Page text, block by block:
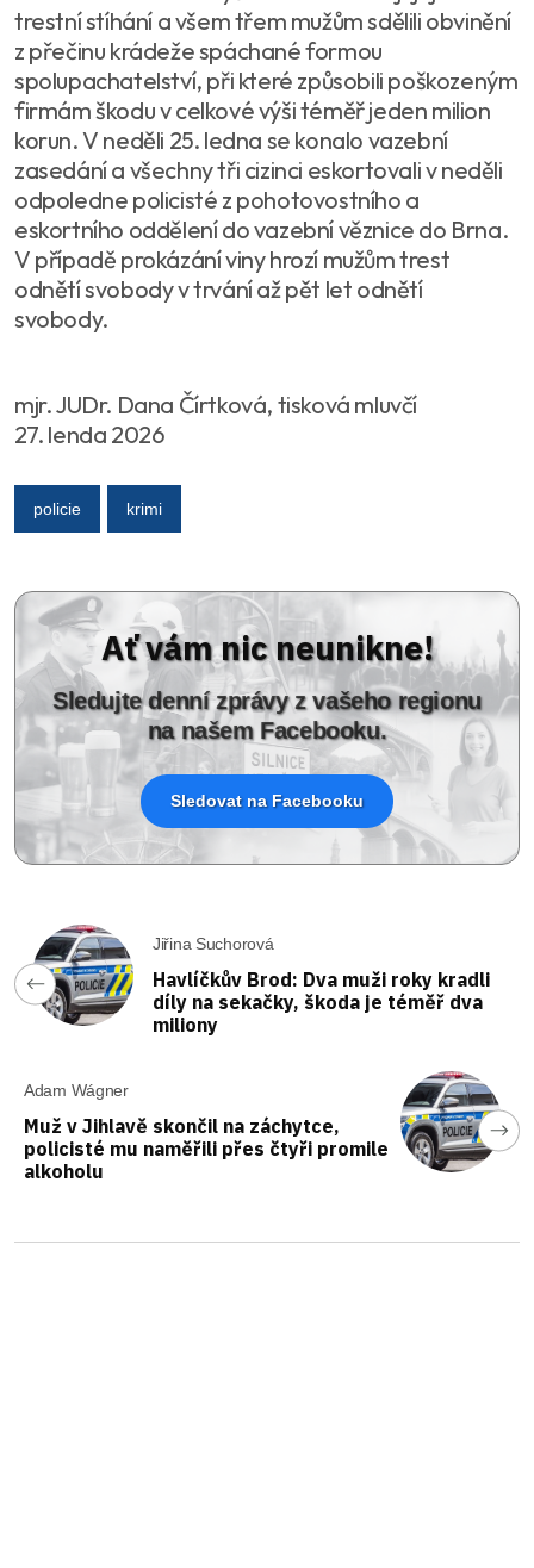
trestní stíhání a všem třem mužům sdělili obvinění
z přečinu krádeže spáchané formou
spolupachatelství, při které způsobili poškozeným
firmám škodu v celkové výši téměř jeden milion
korun. V neděli 25. ledna se konalo vazební
zasedání a všechny tři cizinci eskortovali v neděli
odpoledne policisté z pohotovostního a
eskortního oddělení do vazební věznice do Brna.
V případě prokázání viny hrozí mužům trest
odnětí svobody v trvání až pět let odnětí
svobody.
mjr. JUDr. Dana Čírtková, tisková mluvčí
27. lenda 2026
policie krimi
Ať vám nic neunikne!
Sledujte denní zprávy z vašeho regionu
na našem Facebooku.
Sledovat na Facebooku
Jiřina Suchorová
Havlíčkův Brod: Dva muži roky kradli
díly na sekačky, škoda je téměř dva
miliony
Adam Wágner
Muž v Jihlavě skončil na záchytce,
policisté mu naměřili přes čtyři promile
alkoholu